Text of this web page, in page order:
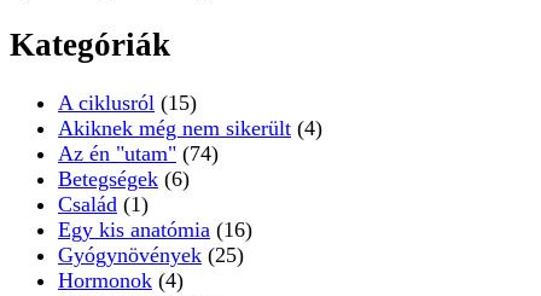
Kategóriák
A ciklusról (15)
Akiknek még nem sikerült (4)
Az én "utam" (74)
Betegségek (6)
Család (1)
Egy kis anatómia (16)
Gyógynövények (25)
Hormonok (4)